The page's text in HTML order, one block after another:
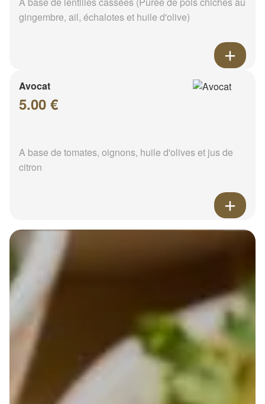
gingembre, ail, échalotes et huile d'olive)
Avocat
5.00 €
A base de tomates, oignons, huile d'olives et jus de
citron